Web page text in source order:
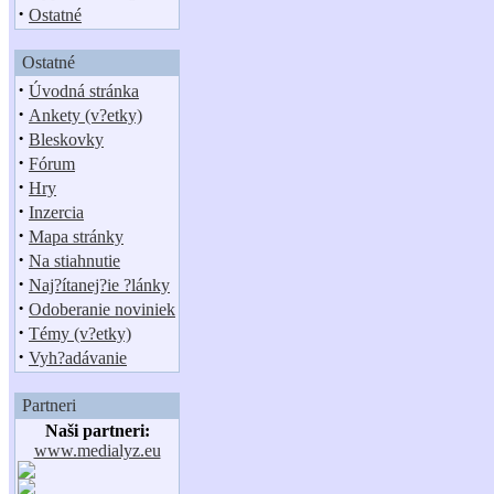
· Ostatné
Ostatné
· Úvodná stránka
· Ankety (v?etky)
· Bleskovky
· Fórum
· Hry
· Inzercia
· Mapa stránky
· Na stiahnutie
· Naj?ítanej?ie ?lánky
· Odoberanie noviniek
· Témy (v?etky)
· Vyh?adávanie
Partneri
Naši partneri:
www.medialyz.eu